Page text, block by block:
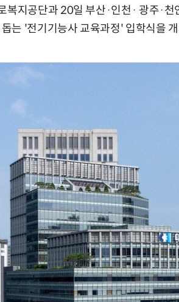
복지공단과 20일 부산·인천· 광주·
는 '전기기능사 교육과정' 입학식을
AI Native Enterprise를 지원하는 AI Ready Data 플랫폼 활용 전략